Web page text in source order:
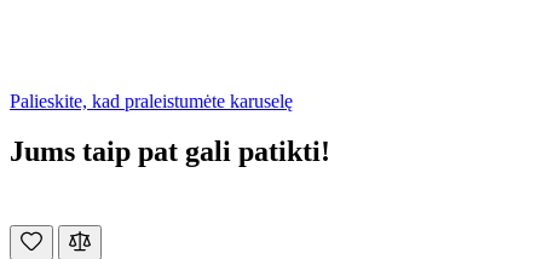
Palieskite, kad praleistumėte karuselę
Jums taip pat gali patikti!